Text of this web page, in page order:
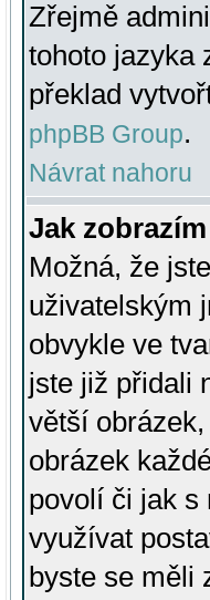
Zřejmě
tohoto jazyka
překlad
phpBB Group.
Návrat nahoru
Jak
Možná, že
uživatelským
obvykle ve
jste již přidali
větší
obrázek
povolí či jak s
využívat
byste se měli